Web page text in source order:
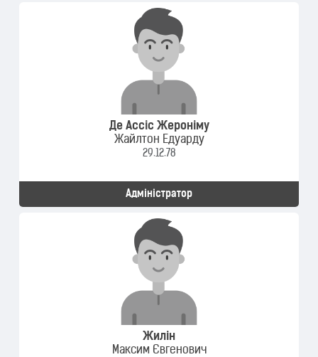
Де Ассіс Жероніму
Жайлтон Едуарду
29.12.78
Адміністратор
Жилін
Максим Євгенович